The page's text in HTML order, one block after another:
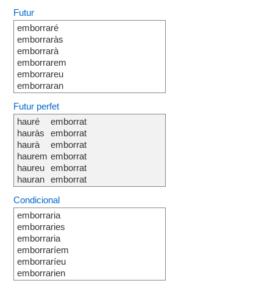
Futur
emborraré
emborraràs
emborrarà
emborrarem
emborrareu
emborraran
Futur perfet
hauré
hauràs
haurà
haurem
haureu
hauran
emborrat
emborrat
emborrat
emborrat
emborrat
emborrat
Condicional
emborraria
emborraries
emborraria
emborraríem
emborraríeu
emborrarien